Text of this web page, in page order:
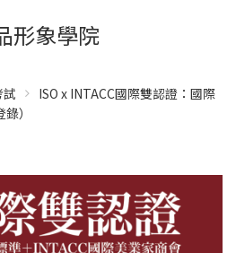
形象學院
ISO x INTACC國際雙認證：國際
）